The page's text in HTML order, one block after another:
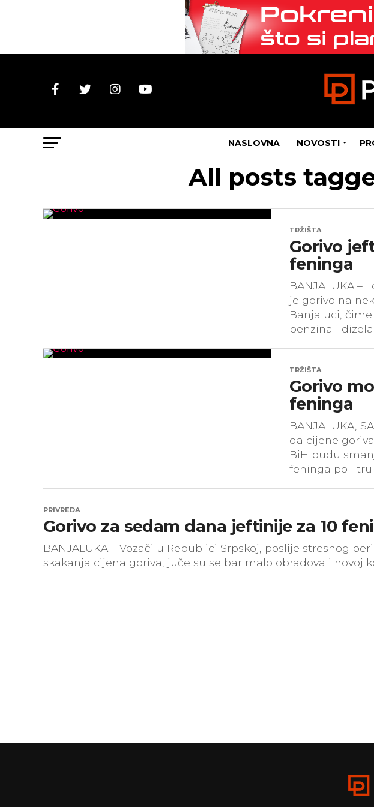
NASLOVNA NOVOSTI
All posts
TRŽIŠTA
Gorivo
feninga
BANJALUKA –
je gorivo na
Banjaluci,
benzina i
TRŽIŠTA
Gorivo
feninga
BANJALUKA,
da cijene
BiH budu
feninga po litru.
PRIVREDA
Gorivo za sedam dana jeftinije za 10
BANJALUKA – Vozači u Republici Srpskoj, poslije stresnog
skakanja cijena goriva, juče su se bar malo obradovali novoj